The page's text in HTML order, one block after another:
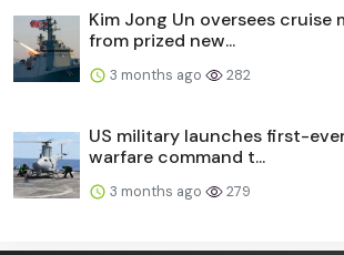
Kim Jong Un oversees cruise
from prized new...
3 months ago 282
US military launches first-
warfare command t...
3 months ago 279